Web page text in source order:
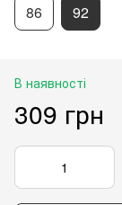
86 92
В наявності
309 грн